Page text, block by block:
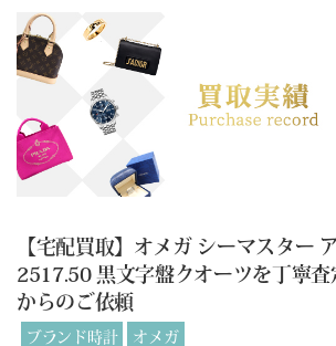
【宅配買取】オメガ シーマスター
2517.50 黒文字盤クオーツを丁寧査
からのご依頼
ブランド時計 オメガ